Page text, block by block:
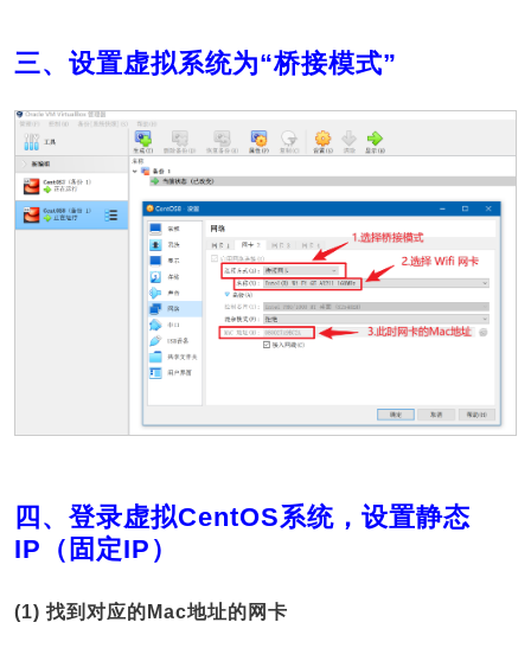
三、设置虚拟系统为“桥接模式”
四、登录虚拟CentOS系统，设置静态
IP（固定IP）
(1) 找到对应的Mac地址的网卡